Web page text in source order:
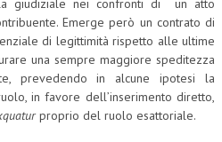
giudiziale nei confronti di un atto
Emerge però un contrato di
di legittimità rispetto alle ultime
una sempre maggiore speditezza
prevedendo in alcune ipotesi la
in favore dell’inserimento diretto,
proprio del ruolo esattoriale.